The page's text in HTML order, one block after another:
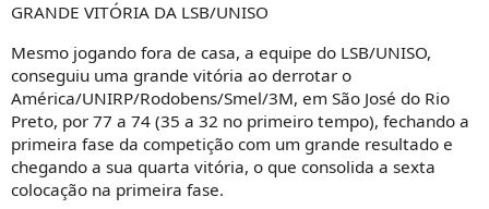
GRANDE VITÓRIA DA LSB/UNISO
Mesmo jogando fora de casa, a equipe do LSB/UNISO,
conseguiu uma grande vitória ao derrotar o
América/UNIRP/Rodobens/Smel/3M, em São José do Rio
Preto, por 77 a 74 (35 a 32 no primeiro tempo), fechando a
primeira fase da competição com um grande resultado e
chegando a sua quarta vitória, o que consolida a sexta
colocação na primeira fase.